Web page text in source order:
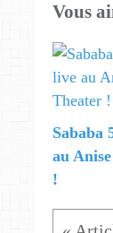
Vous
Sababa
au
!